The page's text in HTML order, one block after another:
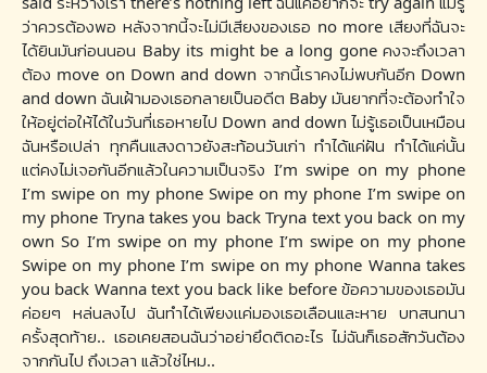
ว่าควรต้องพอ หลังจากนี้จะไม่มีเสียงของเธอ no more เสียงที่ฉันจะ
ได้ยินมันก่อนนอน Baby its might be a long gone คงจะถึงเวลา
ต้อง move on Down and down จากนี้เราคงไม่พบกันอีก Down
and down ฉันเฝ้ามองเธอกลายเป็นอดีต Baby มันยากที่จะต้องทำใจ
ให้อยู่ต่อให้ได้ในวันที่เธอหายไป Down and down ไม่รู้เธอเป็นเหมือน
ฉันหรือเปล่า ทุกคืนแสงดาวยังสะท้อนวันเก่า ทำได้แค่ฝัน ทำได้แค่นั้น
แต่คงไม่เจอกันอีกแล้วในความเป็นจริง I’m swipe on my phone
I’m swipe on my phone Swipe on my phone I’m swipe on
my phone Tryna takes you back Tryna text you back on my
own So I’m swipe on my phone I’m swipe on my phone
Swipe on my phone I’m swipe on my phone Wanna takes
you back Wanna text you back like before ข้อความของเธอมัน
ค่อยๆ หล่นลงไป ฉันทำได้เพียงเเค่มองเธอเลือนและหาย บทสนทนา
ครั้งสุดท้าย.. เธอเคยสอนฉันว่าอย่ายึดติดอะไร ไม่ฉันก็เธอสักวันต้อง
จากกันไป ถึงเวลา แล้วใช่ไหม..